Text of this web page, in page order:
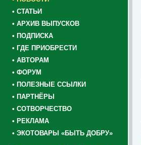
• СТАТЬИ
• АРХИВ ВЫПУСКОВ
• ПОДПИСКА
• ГДЕ ПРИОБРЕСТИ
• АВТОРАМ
• ФОРУМ
• ПОЛЕЗНЫЕ ССЫЛКИ
• ПАРТНЁРЫ
• СОТВОРЧЕСТВО
• РЕКЛАМА
• ЭКОТОВАРЫ «БЫТЬ ДОБРУ»